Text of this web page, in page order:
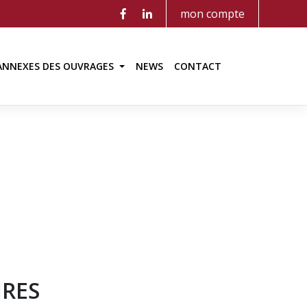
mon compte
DES OUVRAGES NEWS CONTACT